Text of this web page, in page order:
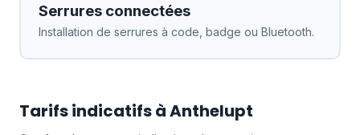
Serrures connectées
Installation de serrures à code, badge ou Bluetooth.
Tarifs indicatifs à Anthelupt